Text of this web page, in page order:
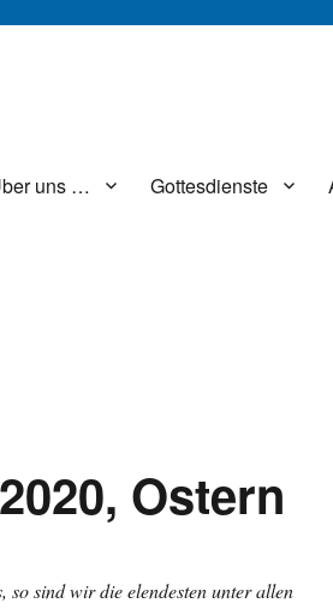
uns … Gottesdienste
Ostern
sind wir die elendesten unter allen